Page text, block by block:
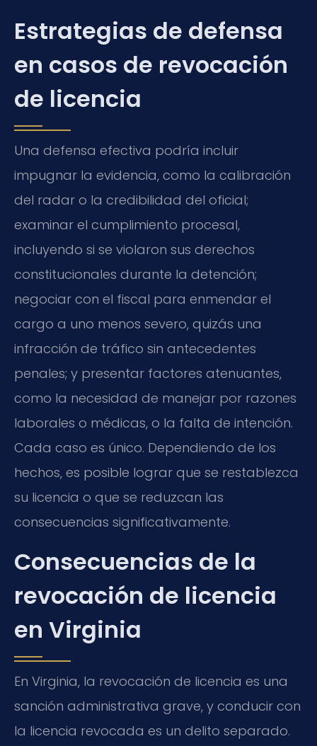
Estrategias de defensa
en casos de revocación
de licencia
Una defensa efectiva podría incluir
impugnar la evidencia, como la calibración
del radar o la credibilidad del oficial;
examinar el cumplimiento procesal,
incluyendo si se violaron sus derechos
constitucionales durante la detención;
negociar con el fiscal para enmendar el
cargo a uno menos severo, quizás una
infracción de tráfico sin antecedentes
penales; y presentar factores atenuantes,
como la necesidad de manejar por razones
laborales o médicas, o la falta de intención.
Cada caso es único. Dependiendo de los
hechos, es posible lograr que se restablezca
su licencia o que se reduzcan las
consecuencias significativamente.
Consecuencias de la
revocación de licencia
en Virginia
En Virginia, la revocación de licencia es una
sanción administrativa grave, y conducir con
la licencia revocada es un delito separado.